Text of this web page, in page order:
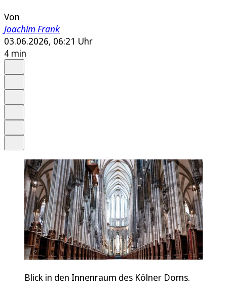
Von
Joachim Frank
03.06.2026, 06:21 Uhr
4 min
Blick in den Innenraum des Kölner Doms.